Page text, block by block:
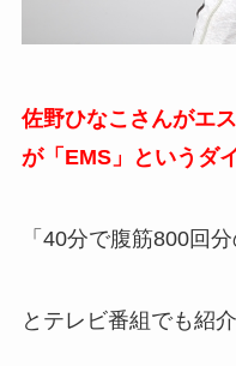
佐野ひなこさんがエ
が「EMS」というダ
「40分で腹筋800回
とテレビ番組でも紹